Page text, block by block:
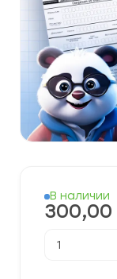
В наличии
300,00
товара